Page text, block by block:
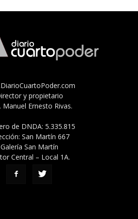
y propietario
Manuel Ernesto Rivas.
de DNDA: 5.335.815
San Martín 667
Galería San Martín
Central – Local 1A.